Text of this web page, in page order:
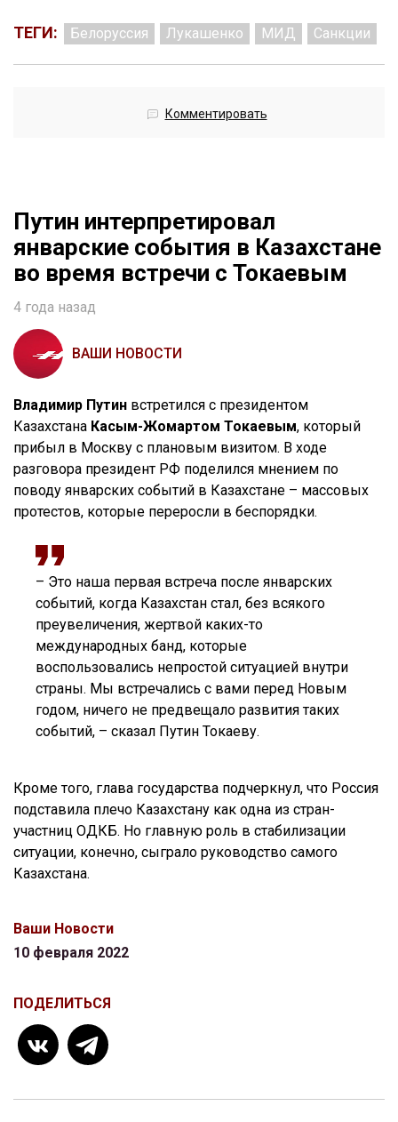
ТЕГИ: Белоруссия Лукашенко МИД Санкции
Комментировать
Путин интерпретировал
январские события в Казахстане
во время встречи с Токаевым
4 года назад
ВАШИ НОВОСТИ
Владимир Путин встретился с президентом
Казахстана Касым-Жомартом Токаевым, который
прибыл в Москву с плановым визитом. В ходе
разговора президент РФ поделился мнением по
поводу январских событий в Казахстане – массовых
протестов, которые переросли в беспорядки.
– Это наша первая встреча после январских
событий, когда Казахстан стал, без всякого
преувеличения, жертвой каких-то
международных банд, которые
воспользовались непростой ситуацией внутри
страны. Мы встречались с вами перед Новым
годом, ничего не предвещало развития таких
событий, – сказал Путин Токаеву.
Кроме того, глава государства подчеркнул, что Россия
подставила плечо Казахстану как одна из стран-
участниц ОДКБ. Но главную роль в стабилизации
ситуации, конечно, сыграло руководство самого
Казахстана.
Ваши Новости
10 февраля 2022
ПОДЕЛИТЬСЯ